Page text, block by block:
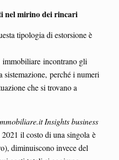
nel mirino dei rincari
tipologia di estorsione è
immobiliare incontrano gli
sistemazione, perché i numeri
che si trovano a
Insights business
il costo di una singola è
diminuiscono invece del